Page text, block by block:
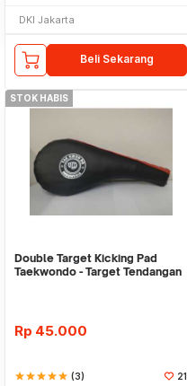
DKI Jakarta
Beli Sekarang
STOK HABIS
Double Target Kicking Pad
Taekwondo - Target Tendangan
Rp 45.000
starstarstarstarstar (3) 21